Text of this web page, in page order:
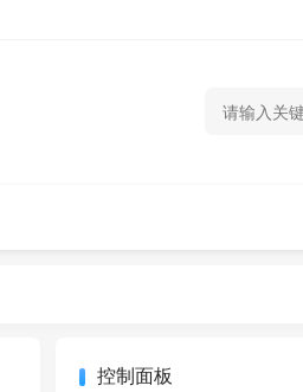
控制面板